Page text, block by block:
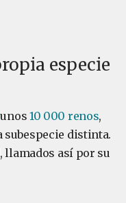
especie
10 000 renos,
subespecie distinta.
llamados así por su